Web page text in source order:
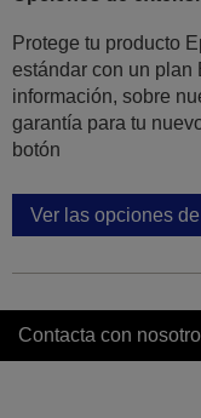
Protege tu producto
estándar con un plan
información, sobre
garantía para tu
botón
Ver las opciones
Contacta con